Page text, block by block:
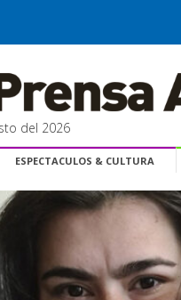
del 2026
ESPECTACULOS & CULTURA